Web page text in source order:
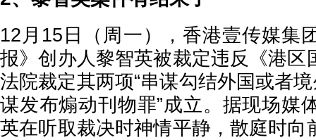
12月15日（周一），香港壹传媒集
报》创办人黎智英被裁定违反《港区
法院裁定其两项“串谋勾结外国或者
谋发布煽动刊物罪”成立。据现场媒
英在听取裁决时神情平静，散庭时向